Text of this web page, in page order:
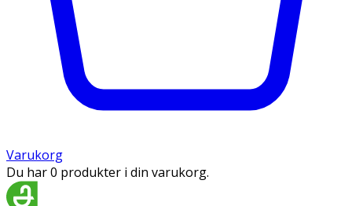
Varukorg
Du har 0 produkter i din varukorg.